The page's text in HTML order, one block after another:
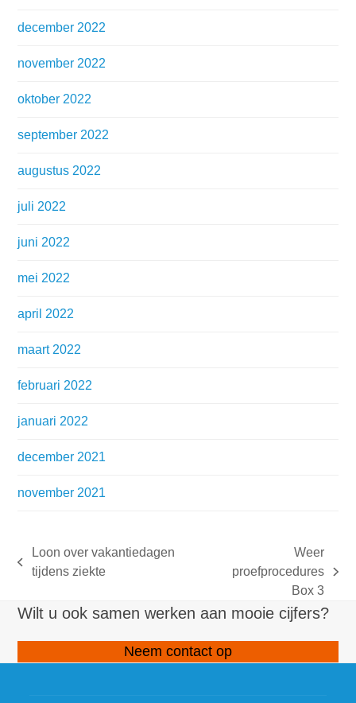
december 2022
november 2022
oktober 2022
september 2022
augustus 2022
juli 2022
juni 2022
mei 2022
april 2022
maart 2022
februari 2022
januari 2022
december 2021
november 2021
previous
Loon over vakantiedagen
tijdens ziekte
Weer
proefprocedures
Box 3
Wilt u ook samen werken aan mooie cijfers?
Neem contact op